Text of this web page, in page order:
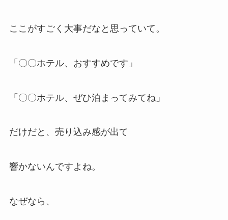
ここがすごく大事だなと思っていて。
「〇〇ホテル、おすすめです」
「〇〇ホテル、ぜひ泊まってみてね」
だけだと、売り込み感が出て
響かないんですよね。
なぜなら、